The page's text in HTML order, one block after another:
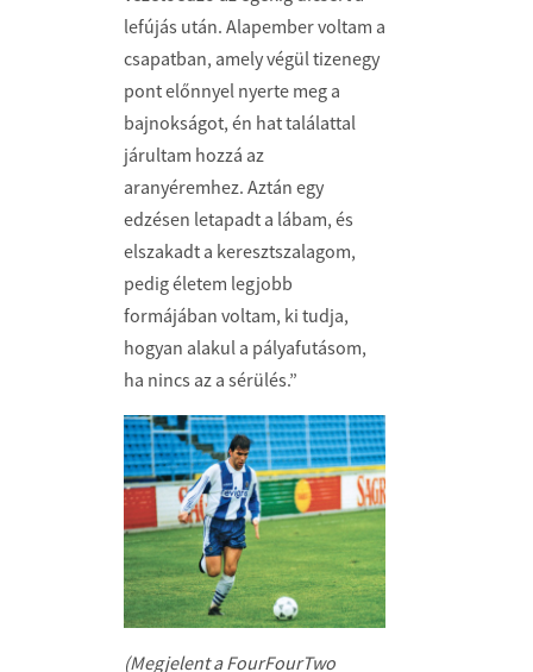
lefújás után. Alapember voltam a
csapatban, amely végül tizenegy
pont előnnyel nyerte meg a
bajnokságot, én hat találattal
járultam hozzá az
aranyéremhez. Aztán egy
edzésen letapadt a lábam, és
elszakadt a keresztszalagom,
pedig életem legjobb
formájában voltam, ki tudja,
hogyan alakul a pályafutásom,
ha nincs az a sérülés.”
(Megjelent a FourFourTwo